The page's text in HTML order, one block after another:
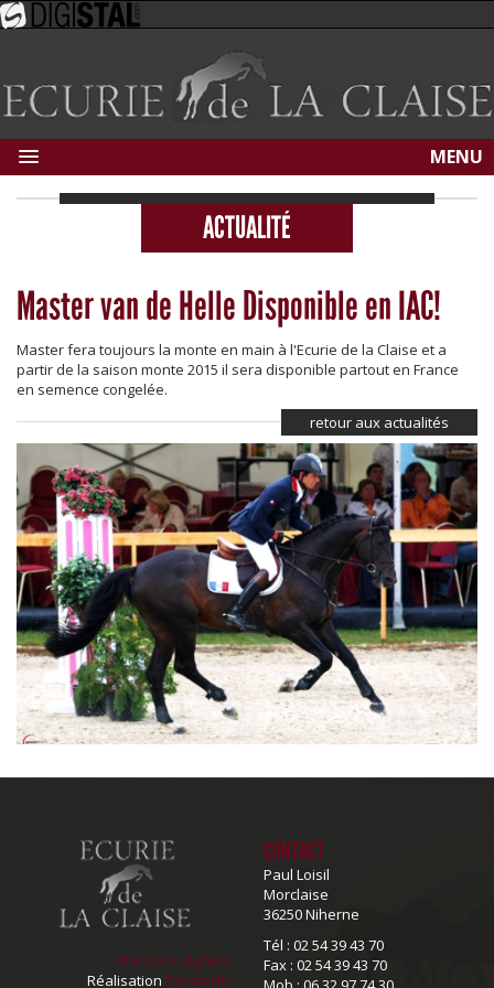
MENU
ACTUALITÉ
Master van de Helle Disponible en IAC!
Master fera toujours la monte en main à l'Ecurie de la Claise et a
partir de la saison monte 2015 il sera disponible partout en France
en semence congelée.
retour aux actualités
Mentions légales
Réalisation Dreamclic
CONTACT
Paul Loisil
Morclaise
36250 Niherne
Tél : 02 54 39 43 70
Fax : 02 54 39 43 70